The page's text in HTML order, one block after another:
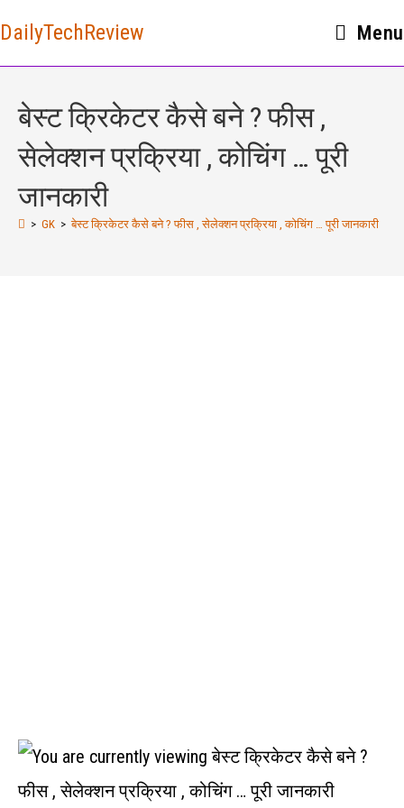
DailyTechReview Menu
बेस्ट क्रिकेटर कैसे बने ? फीस ,
सेलेक्शन प्रक्रिया , कोचिंग … पूरी
जानकारी
> GK > बेस्ट क्रिकेटर कैसे बने ? फीस , सेलेक्शन प्रक्रिया , कोचिंग … पूरी जानकारी